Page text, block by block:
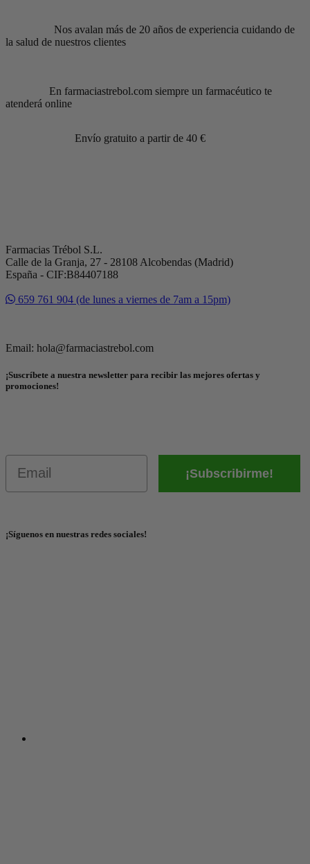
Nos avalan más de 20 años de experiencia cuidando de
la salud de nuestros clientes
En farmaciastrebol.com siempre un farmacéutico te
atenderá online
Envío gratuito a partir de 40 €
Farmacias Trébol S.L.
Calle de la Granja, 27 - 28108 Alcobendas (Madrid)
España - CIF:B84407188
659 761 904 (de lunes a viernes de 7am a 15pm)
Email: hola@farmaciastrebol.com
¡Suscríbete a nuestra newsletter para recibir las mejores ofertas y
promociones!
Email
¡Subscribirme!
¡Síguenos en nuestras redes sociales!